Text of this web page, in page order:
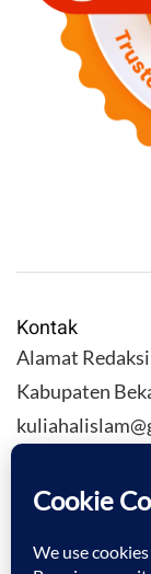
Kontak
Alamat
Kabupaten